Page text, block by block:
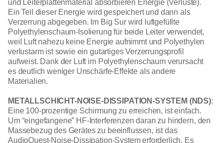
und Leiterplattenmaterial absorbieren Energie (Verluste).
Ein Teil dieser Energie wird gespeichert und dann als
Verzerrung abgegeben. Im Big Sur wird luftgefüllte
Polyethylenschaum-Isolierung für beide Leiter verwendet,
weil Luft nahezu keine Energie aufnimmt und Polyethylen
verlustarm ist sowie ein gutartiges Verzerrungsprofil
aufweist. Dank der Luft im Polyethylenschaum verursacht
es deutlich weniger Unschärfe-Effekte als andere
Materialien.
METALLSCHICHT-NOISE-DISSIPATION-SYSTEM (NDS):
Eine 100-prozentige Schirmung zu erreichen, ist einfach.
Um “eingefangene” HF-Interferenzen daran zu hindern, den
Massebezug des Gerätes zu beeinflussen, ist das
AudioQuest-Noise-Dissipation-System erforderlich. Es